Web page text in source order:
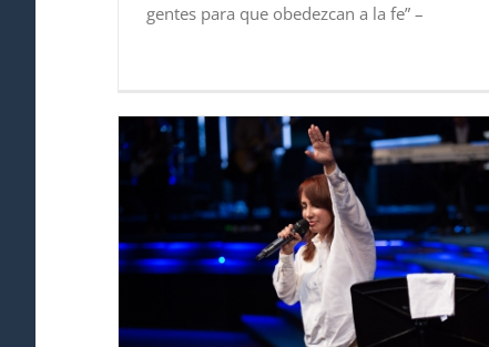
gentes para que obedezcan a la fe” –